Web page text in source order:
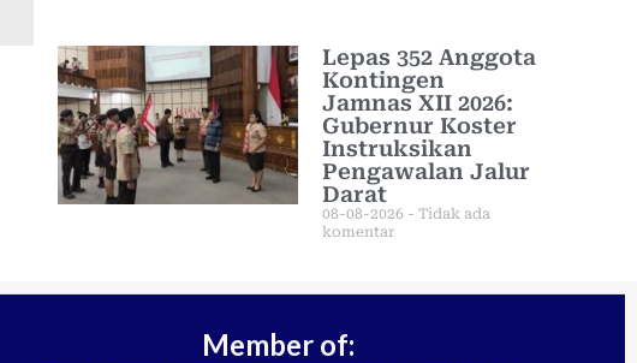
Lepas 352 Anggota
Kontingen
Jamnas XII 2026:
Gubernur Koster
Instruksikan
Pengawalan Jalur
Darat
08-08-2026
Tidak ada
komentar
Member of: